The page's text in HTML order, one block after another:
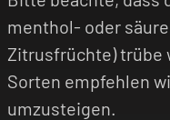
menthol- oder
Zitrusfrüchte) trübe
Sorten empfehlen
umzusteigen.